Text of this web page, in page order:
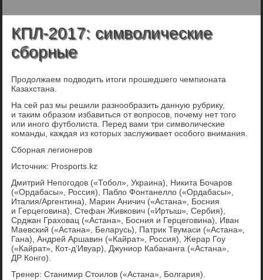
КПЛ-2017: символические
сборные
Продолжаем подводить итоги прошедшего чемпионата
Казахстана.
На сей раз мы решили разнообразить данную рубрику,
и таким образом избавиться от вопросов, почему нет того
или иного футболиста. Перед вами три символические
команды, каждая из которых заслуживает особого внимания.
Сборная легионеров
Источник: Prosports.kz
Дмитрий Непогодов («Тобол», Украина), Никита Бочаров
(«Ордабасы», Россия), Пабло Фонтанелло («Ордабасы»,
Италия/Аргентина), Марин Аничич («Астана», Босния
и Герцеговина), Стефан Живкович («Иртыш», Сербия),
Срджан Граховац («Астана», Босния и Герцеговина), Иван
Маевский («Астана», Беларусь), Патрик Твумаси («Астана»,
Гана), Андрей Аршавин («Кайрат», Россия), Жерар Гоу
(«Кайрат», Кот-д’Ивуар), Джуниор Кабананга («Астана»,
ДР Конго).
Тренер: Станимир Стоилов («Астана», Болгария).